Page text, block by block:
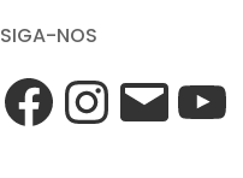
SIGA-NOS